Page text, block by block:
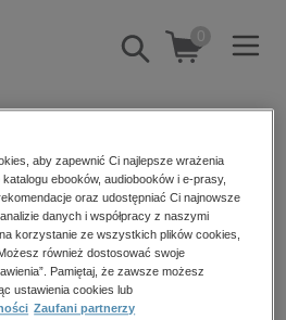
Pokaż/schowaj
wyszukiwarkę
0
wnętrz
gospodarka
Elżbieta
aby zapewnić Ci najlepsze wrażenia
ebooków, audiobooków i e-prasy,
oraz udostępniać Ci najnowsze
danych i współpracy z naszymi
korzystanie ze wszystkich plików cookies,
również dostosować swoje
Pamiętaj, że zawsze możesz
ustawienia cookies lub
Zaufani partnerzy